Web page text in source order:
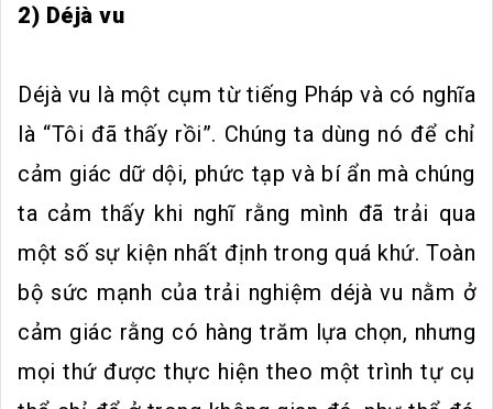
2) Déjà vu
Déjà vu là một cụm từ tiếng Pháp và có nghĩa
là “Tôi đã thấy rồi”. Chúng ta dùng nó để chỉ
cảm giác dữ dội, phức tạp và bí ẩn mà chúng
ta cảm thấy khi nghĩ rằng mình đã trải qua
một số sự kiện nhất định trong quá khứ. Toàn
bộ sức mạnh của trải nghiệm déjà vu nằm ở
cảm giác rằng có hàng trăm lựa chọn, nhưng
mọi thứ được thực hiện theo một trình tự cụ